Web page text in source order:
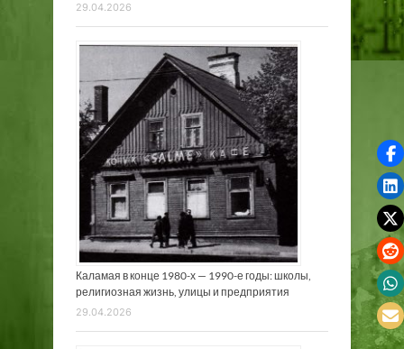
29.04.2026
Каламая в конце 1980-х — 1990-е годы: школы,
религиозная жизнь, улицы и предприятия
29.04.2026